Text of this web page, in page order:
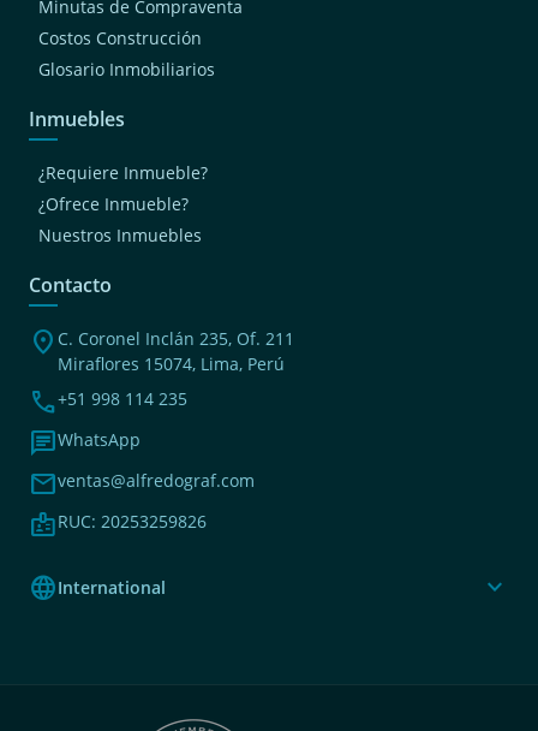
Minutas de Compraventa
Costos Construcción
Glosario Inmobiliarios
Inmuebles
¿Requiere Inmueble?
¿Ofrece Inmueble?
Nuestros Inmuebles
Contacto
location_on C. Coronel Inclán 235, Of. 211
Miraflores 15074, Lima, Perú
phone+51 998 114 235
chatWhatsApp
mailventas@alfredograf.com
badgeRUC: 20253259826
languageInternational expand_more